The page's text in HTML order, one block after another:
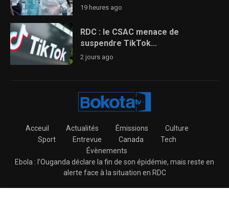
19 heures ago
RDC : le CSAC menace de
suspendre TikTok...
2 jours ago
Acceuil Actualités Émissions
Culture
Sport
Entrevue Canada
Tech
Évènements
Ebola : l’Ouganda déclare la fin de son épidémie, mais reste en
alerte face à la situation en RDC